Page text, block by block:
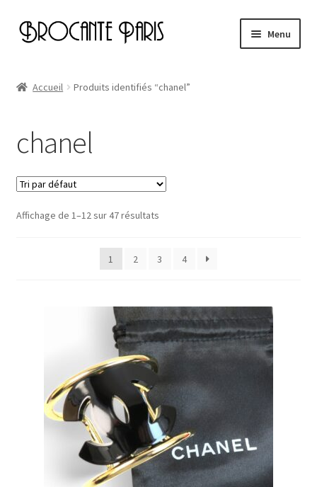
Aller
navigation
Aller
au
Menu
Checkout
My account
Page d’exemple
Accueil Produits identifiés “chanel”
chanel
Affichage de 1–12 sur 47 résultats
1 2 3 4